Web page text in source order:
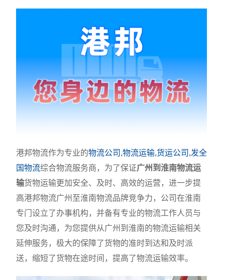
港邦物流作为专业的物流公司,物流运输,货运公司,发全
国物流综合物流服务商，为了保证广州到淮南物流运
输货物运输更加安全、及时、高效的运营，进一步提
高港邦物流广州至淮南物流品牌竞争力，公司在淮南
专门设立了办事机构，并备有专业的物流工作人员与
您及时沟通，为您提供从广州到淮南的物流运输相关
延伸服务，极大的保障了货物的准时到达和及时派
送，缩短了货物在途时间，提高了物流运输效率。